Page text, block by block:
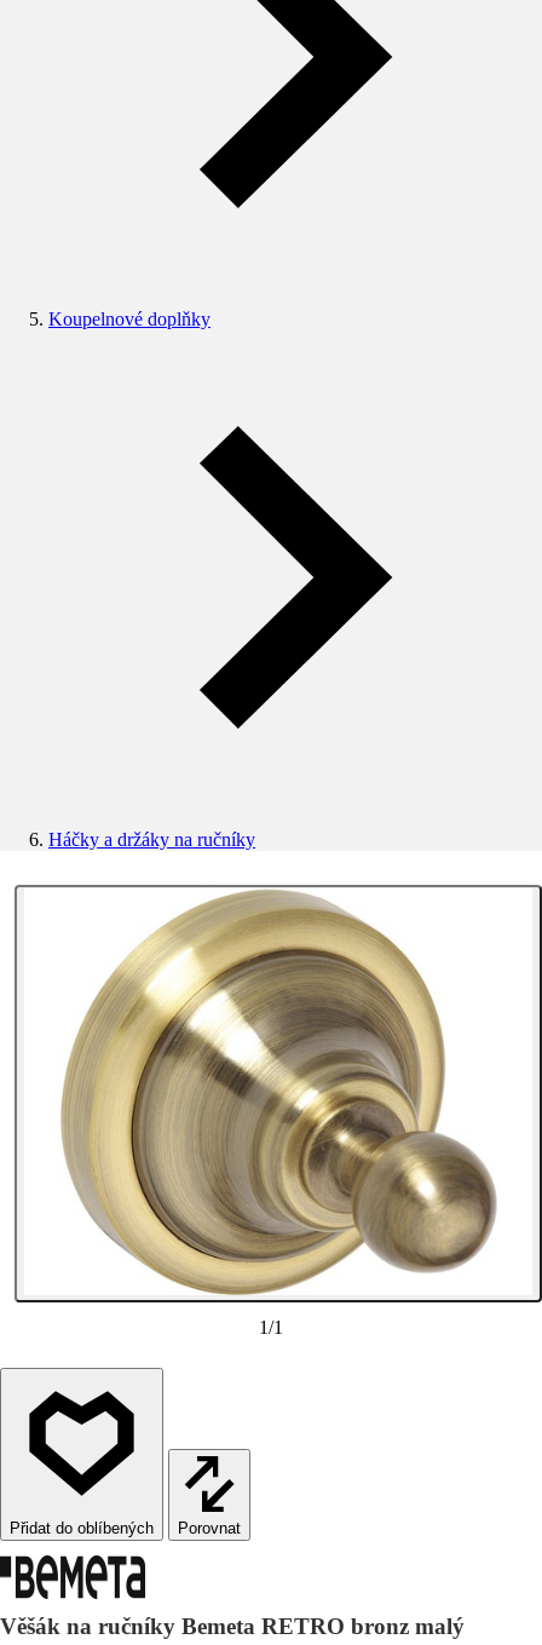
Koupelnové doplňky
Háčky a držáky na ručníky
1/1
Porovnat
Věšák na ručníky Bemeta RETRO bronz malý